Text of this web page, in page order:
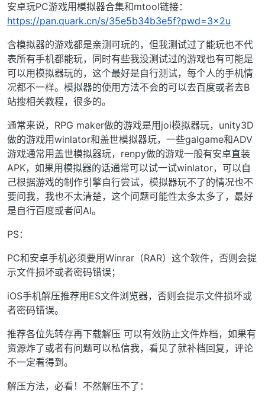
安卓玩PC游戏用模拟器合集和mtool链接：
https://pan.quark.cn/s/35e5b34b3e5f?pwd=3x2u
含模拟器的游戏都是亲测可玩的，但我测试过了能玩也不代
表所有手机都能玩，同时有些我没测试过的游戏也有可能是
可以用模拟器玩的，这个最好是自行测试，每个人的手机情
况都不一样。模拟器的使用方法不会的可以去百度或者去B
站搜相关教程，很多的。
通常来说，RPG maker做的游戏是用joi模拟器玩，unity3D
做的游戏用winlator和盖世模拟器玩，一些galgame和ADV
游戏通常用盖世模拟器玩，renpy做的游戏一般有安卓直装
APK，如果用模拟器的话通常可以试一试winlator，可以自
己根据游戏的制作引擎自行尝试，模拟器玩不了的情况也不
要问我，我也不太清楚，这个问题可能性太多太多了，最好
是自行百度或者问AI。
PS：
PC和安卓手机必须要用Winrar（RAR）这个软件，否则会提
示文件损坏或者密码错误；
iOS手机解压推荐用ES文件浏览器，否则会提示文件损坏或
者密码错误。
推荐各位先转存再下载解压 可以有效防止文件炸档，如果有
资源炸了或者有问题可以私信我，看见了就补档回复，评论
不一定看得到。
解压方法，必看！不然解压不了：